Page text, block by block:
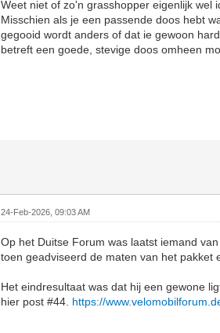
Weet niet of zo'n grasshopper eigenlijk wel
Misschien als je een passende doos hebt
gegooid wordt anders of dat ie gewoon
betreft een goede, stevige doos omheen
24-Feb-2026, 09:03 AM
Op het Duitse Forum was laatst iemand
toen geadviseerd de maten van het pakket
Het eindresultaat was dat hij een gewone
hier post #44. https://